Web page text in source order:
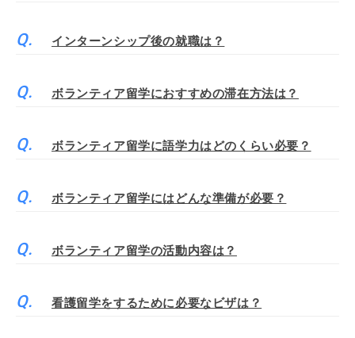
インターンシップ後の就職は？
ボランティア留学におすすめの滞在方法は？
ボランティア留学に語学力はどのくらい必要？
ボランティア留学にはどんな準備が必要？
ボランティア留学の活動内容は？
看護留学をするために必要なビザは？